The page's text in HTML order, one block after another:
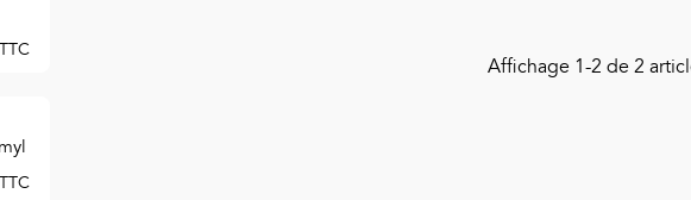
TTC
TTC
Affichage 1-2 de 2